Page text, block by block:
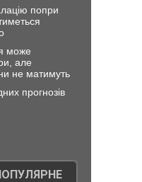
попри
може
але
не матимуть
прогнозів